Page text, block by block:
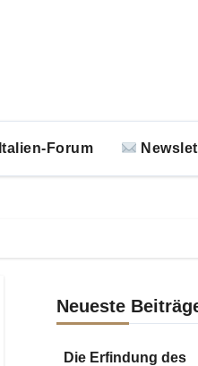
Italien-Forum
Neueste
Die Erfindung des